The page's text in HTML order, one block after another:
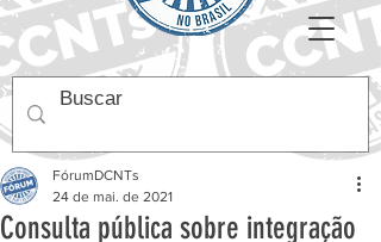
Consulta pública sobre integração
FórumDCNTs
24 de mai. de 2021